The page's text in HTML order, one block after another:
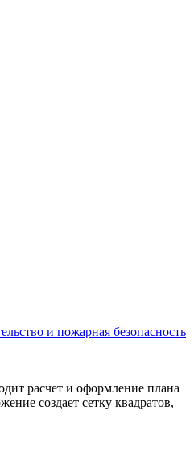
и пожарная безопасность
расчет и оформление плана
создает сетку квадратов,